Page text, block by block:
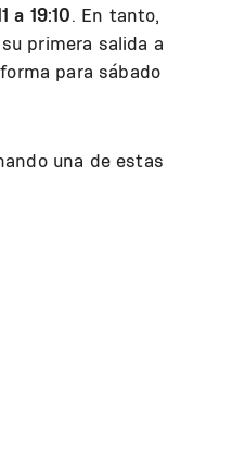
a 19:10. En tanto,
primera salida a
para sábado
una de estas